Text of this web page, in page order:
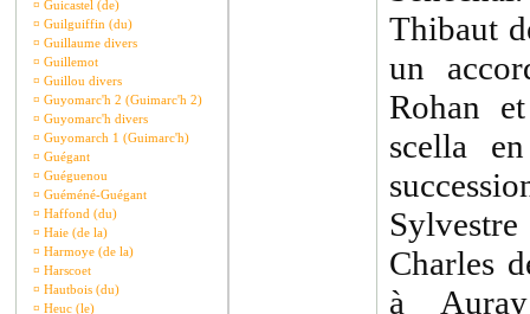
¤ Guicastel (de)
¤ Guilguiffin (du)
¤ Guillaume divers
¤ Guillemot
¤ Guillou divers
¤ Guyomarc'h 2 (Guimarc'h 2)
¤ Guyomarc'h divers
¤ Guyomarch 1 (Guimarc'h)
¤ Guégant
¤ Guéguenou
¤ Guéméné-Guégant
¤ Haffond (du)
¤ Haie (de la)
¤ Harmoye (de la)
¤ Harscoet
¤ Hautbois (du)
¤ Heuc (le)
Thibaut
un
Rohan
scella
Charles
à